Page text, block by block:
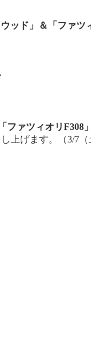
ッド」＆「ファツ
ファツィオリF308
上げます。
（3/7